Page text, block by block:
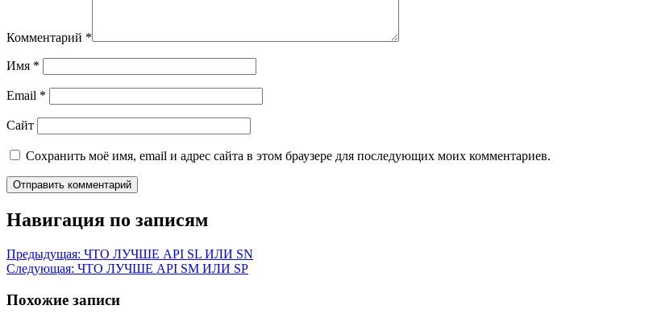
Комментарий *
Имя *
Email *
Сайт
Сохранить моё имя, email и адрес сайта в этом браузере для последующих моих комментариев.
Навигация по записям
Предыдущая: ЧТО ЛУЧШЕ API SL ИЛИ SN
Следующая: ЧТО ЛУЧШЕ API SM ИЛИ SP
Похожие записи